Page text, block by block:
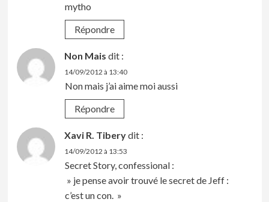
mytho
Répondre
Non Mais dit :
14/09/2012 à 13:40
Non mais j’ai aime moi aussi
Répondre
Xavi R. Tiberydit :
14/09/2012 à 13:53
Secret Story, confessional :
» je pense avoir trouvé le secret de Jeff :
c’est un con. »